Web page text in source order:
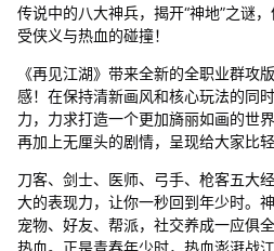
传说中的八大神兵，揭开“神地”之谜
受侠义与热血的碰撞！
《再见江湖》带来全新的全职业群攻
感！在保持清新画风和核心玩法的同
力，力求打造一个更加旖丽如画的世
再加上无厘头的剧情，呈现给大家比
刀客、剑士、医师、弓手、枪客五大
大的表现力，让你一秒回到年少时。
宠物、好友、帮派，社交养成一应俱
热血。正是青春年少时，热血澎湃战江